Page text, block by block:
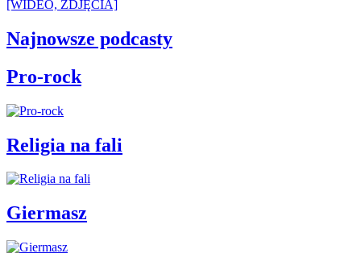
[WIDEO, ZDJĘCIA]
Najnowsze podcasty
Pro-rock
Religia na fali
Giermasz